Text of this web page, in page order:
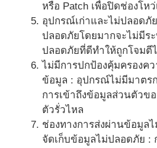
หรือ Patch เพื่อปิดช่องโหว่
อุปกรณ์เก่าและไม่ปลอดภั
ปลอดภัยโดยมากจะไม่มีร
ปลอดภัยที่ดีทำให้ถูกโจมตี
ไม่มีการปกป้องคุ้มครองค
ข้อมูล : อุปกรณ์ไม่มีมาตร
การเข้าถึงข้อมูลส่วนตัวข
ตัวรั่วไหล
ช่องทางการส่งผ่านข้อมูล
จัดเก็บข้อมูลไม่ปลอดภัย :